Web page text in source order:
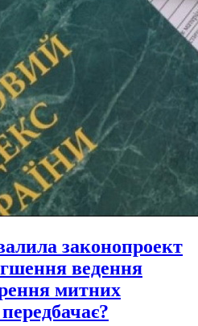
законопроект
ведення
митних